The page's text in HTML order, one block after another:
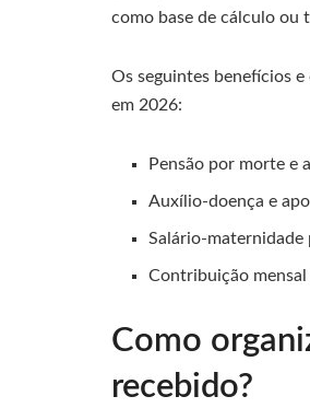
como base de cálculo ou
Os seguintes benefícios
em 2026:
Pensão por morte e
Auxílio-doença e
Salário-maternidade
Contribuição
Como
recebido?